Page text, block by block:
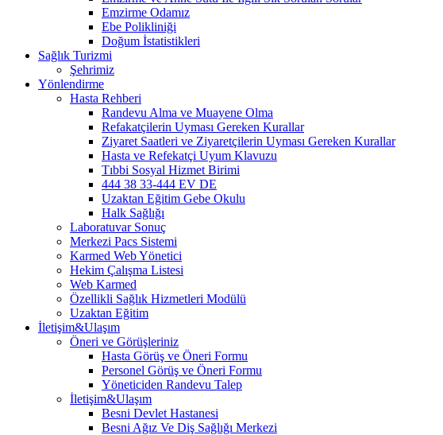
Emzirme Odamız
Ebe Polikliniği
Doğum İstatistikleri
Sağlık Turizmi
Şehrimiz
Yönlendirme
Hasta Rehberi
Randevu Alma ve Muayene Olma
Refakatçilerin Uyması Gereken Kurallar
Ziyaret Saatleri ve Ziyaretçilerin Uyması Gereken Kurallar
Hasta ve Refekatçi Uyum Klavuzu
Tıbbi Sosyal Hizmet Birimi
444 38 33-444 EV DE
Uzaktan Eğitim Gebe Okulu
Halk Sağlığı
Laboratuvar Sonuç
Merkezi Pacs Sistemi
Karmed Web Yönetici
Hekim Çalışma Listesi
Web Karmed
Özellikli Sağlık Hizmetleri Modülü
Uzaktan Eğitim
İletişim&Ulaşım
Öneri ve Görüşleriniz
Hasta Görüş ve Öneri Formu
Personel Görüş ve Öneri Formu
Yöneticiden Randevu Talep
İletişim&Ulaşım
Besni Devlet Hastanesi
Besni Ağız Ve Diş Sağlığı Merkezi